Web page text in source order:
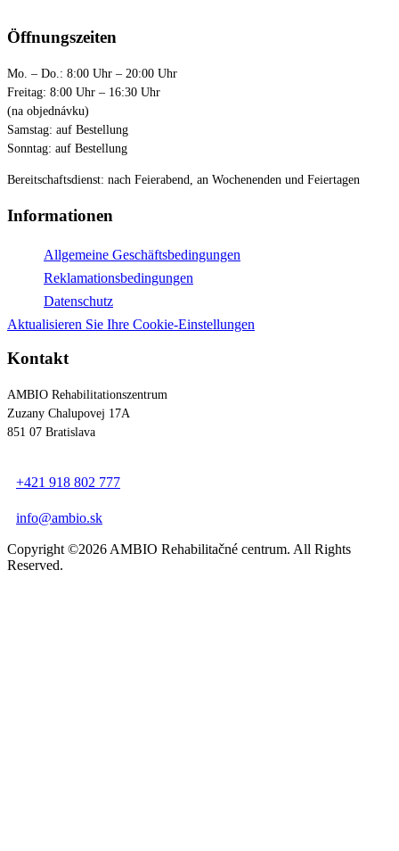
Öffnungszeiten
Mo. – Do.: 8:00 Uhr – 20:00 Uhr
Freitag: 8:00 Uhr – 16:30 Uhr
(na objednávku)
Samstag: auf Bestellung
Sonntag: auf Bestellung
Bereitschaftsdienst: nach Feierabend, an Wochenenden und Feiertagen
Informationen
Allgemeine Geschäftsbedingungen
Reklamationsbedingungen
Datenschutz
Aktualisieren Sie Ihre Cookie-Einstellungen
Kontakt
AMBIO Rehabilitationszentrum
Zuzany Chalupovej 17A
851 07 Bratislava
+421 918 802 777
info@ambio.sk
Copyright ©2026 AMBIO Rehabilitačné centrum. All Rights
Reserved.